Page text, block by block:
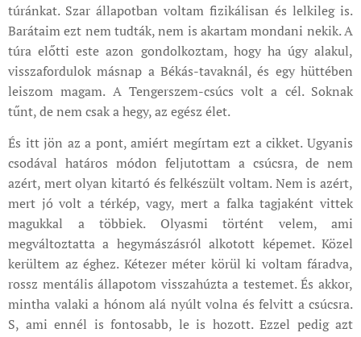
túránkat. Szar állapotban voltam fizikálisan és lelkileg is.
Barátaim ezt nem tudták, nem is akartam mondani nekik. A
túra előtti este azon gondolkoztam, hogy ha úgy alakul,
visszafordulok másnap a Békás-tavaknál, és egy hüttében
leiszom magam. A Tengerszem-csúcs volt a cél. Soknak
tűnt, de nem csak a hegy, az egész élet.
És itt jön az a pont, amiért megírtam ezt a cikket. Ugyanis
csodával határos módon feljutottam a csúcsra, de nem
azért, mert olyan kitartó és felkészült voltam. Nem is azért,
mert jó volt a térkép, vagy, mert a falka tagjaként vittek
magukkal a többiek. Olyasmi történt velem, ami
megváltoztatta a hegymászásról alkotott képemet. Közel
kerültem az éghez. Kétezer méter körül ki voltam fáradva,
rossz mentális állapotom visszahúzta a testemet. És akkor,
mintha valaki a hónom alá nyúlt volna és felvitt a csúcsra.
S, ami ennél is fontosabb, le is hozott. Ezzel pedig azt